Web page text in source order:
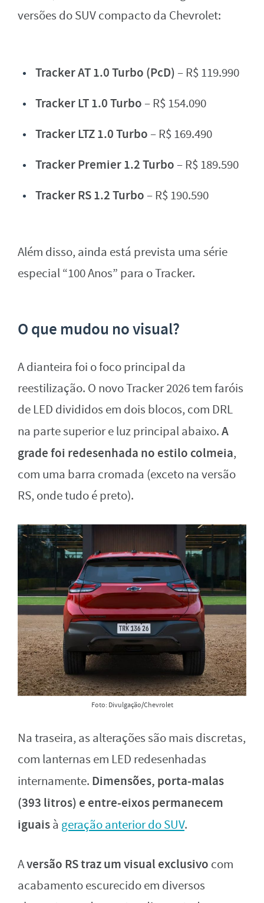
versões do SUV compacto da Chevrolet:
Tracker AT 1.0 Turbo (PcD)– R$ 119.990
Tracker LT 1.0 Turbo– R$ 154.090
Tracker LTZ 1.0 Turbo– R$ 169.490
Tracker Premier 1.2 Turbo– R$ 189.590
Tracker RS 1.2 Turbo– R$ 190.590
Além disso, ainda está prevista uma série
especial “100 Anos” para o Tracker.
O que mudou no visual?
A dianteira foi o foco principal da
reestilização. O novo Tracker 2026 tem faróis
de LED divididos em dois blocos, com DRL
na parte superior e luz principal abaixo.A
grade foi redesenhada no estilo colmeia,
com uma barra cromada (exceto na versão
RS, onde tudo é preto).
Foto: Divulgação/Chevrolet
Na traseira, as alterações são mais discretas,
com lanternas em LED redesenhadas
internamente. Dimensões, porta-malas
(393 litros) e entre-eixos permanecem
iguaisà geração anterior do SUV.
Aversão RS traz um visual exclusivo com
acabamento escurecido em diversos